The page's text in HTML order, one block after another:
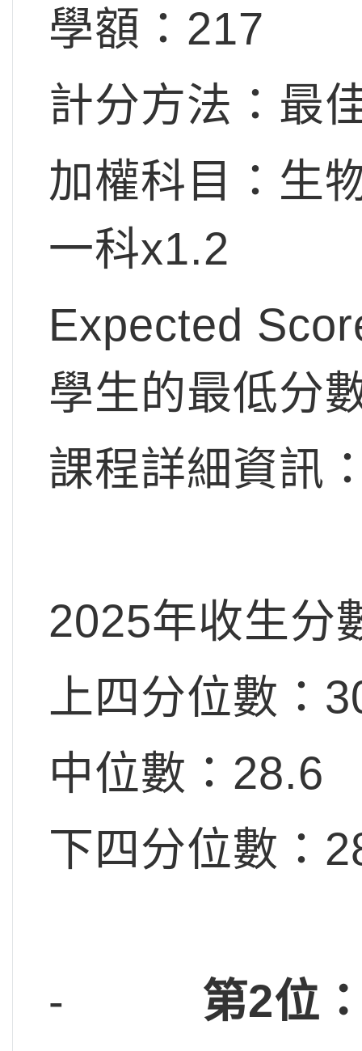
學額：217
計分方法：最
加權科目：生
一科x1.2
Expected
學生的最低分
課程詳細資訊
2025年收生分
上四分位數：
中位數：28.6
下四分位數：
- 第2位